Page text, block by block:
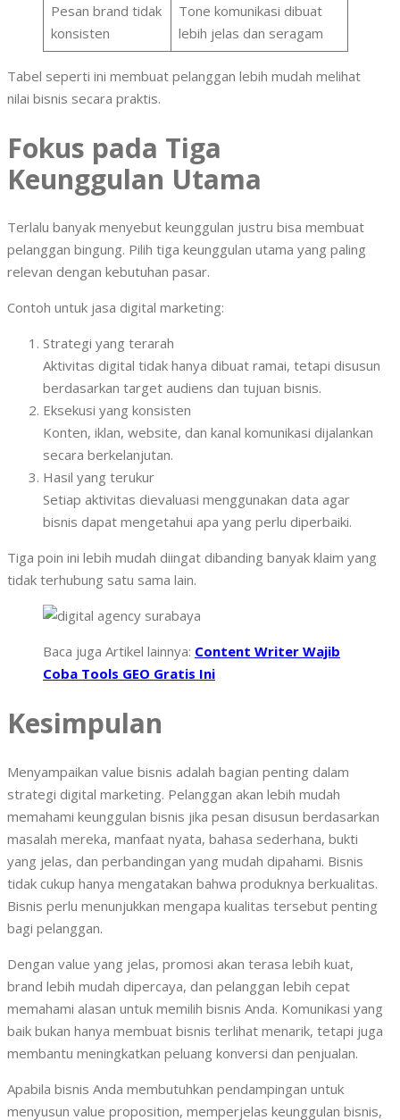
Pesan brand tidak
konsisten
Tone komunikasi dibuat
lebih jelas dan seragam
Tabel seperti ini membuat pelanggan lebih mudah melihat
nilai bisnis secara praktis.
Fokus pada Tiga
Keunggulan Utama
Terlalu banyak menyebut keunggulan justru bisa membuat
pelanggan bingung. Pilih tiga keunggulan utama yang paling
relevan dengan kebutuhan pasar.
Contoh untuk jasa digital marketing:
Strategi yang terarah
Aktivitas digital tidak hanya dibuat ramai, tetapi disusun
berdasarkan target audiens dan tujuan bisnis.
Eksekusi yang konsisten
Konten, iklan, website, dan kanal komunikasi dijalankan
secara berkelanjutan.
Hasil yang terukur
Setiap aktivitas dievaluasi menggunakan data agar
bisnis dapat mengetahui apa yang perlu diperbaiki.
Tiga poin ini lebih mudah diingat dibanding banyak klaim yang
tidak terhubung satu sama lain.
Baca juga Artikel lainnya: Content Writer Wajib
Coba Tools GEO Gratis Ini
Kesimpulan
Menyampaikan value bisnis adalah bagian penting dalam
strategi digital marketing. Pelanggan akan lebih mudah
memahami keunggulan bisnis jika pesan disusun berdasarkan
masalah mereka, manfaat nyata, bahasa sederhana, bukti
yang jelas, dan perbandingan yang mudah dipahami. Bisnis
tidak cukup hanya mengatakan bahwa produknya berkualitas.
Bisnis perlu menunjukkan mengapa kualitas tersebut penting
bagi pelanggan.
Dengan value yang jelas, promosi akan terasa lebih kuat,
brand lebih mudah dipercaya, dan pelanggan lebih cepat
memahami alasan untuk memilih bisnis Anda. Komunikasi yang
baik bukan hanya membuat bisnis terlihat menarik, tetapi juga
membantu meningkatkan peluang konversi dan penjualan.
Apabila bisnis Anda membutuhkan pendampingan untuk
menyusun value proposition, memperjelas keunggulan bisnis,